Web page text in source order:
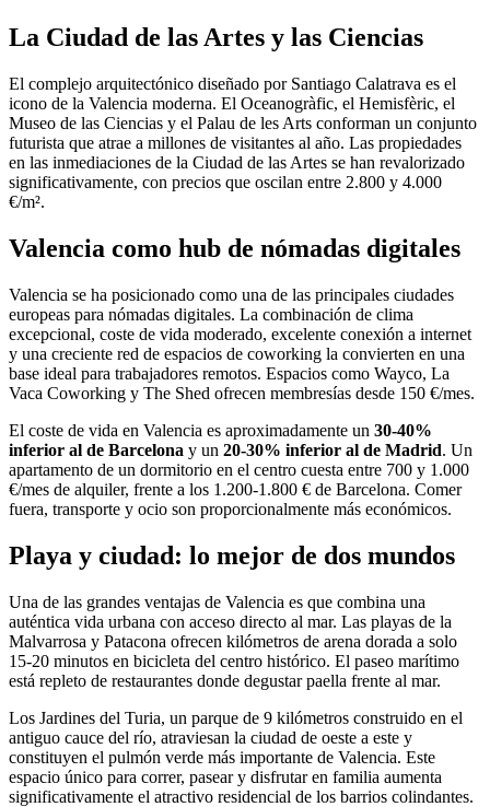
La Ciudad de las Artes y las Ciencias
El complejo arquitectónico diseñado por Santiago Calatrava es el
icono de la Valencia moderna. El Oceanogràfic, el Hemisfèric, el
Museo de las Ciencias y el Palau de les Arts conforman un conjunto
futurista que atrae a millones de visitantes al año. Las propiedades
en las inmediaciones de la Ciudad de las Artes se han revalorizado
significativamente, con precios que oscilan entre 2.800 y 4.000
€/m².
Valencia como hub de nómadas digitales
Valencia se ha posicionado como una de las principales ciudades
europeas para nómadas digitales. La combinación de clima
excepcional, coste de vida moderado, excelente conexión a internet
y una creciente red de espacios de coworking la convierten en una
base ideal para trabajadores remotos. Espacios como Wayco, La
Vaca Coworking y The Shed ofrecen membresías desde 150 €/mes.
El coste de vida en Valencia es aproximadamente un 30-40%
inferior al de Barcelona y un 20-30% inferior al de Madrid. Un
apartamento de un dormitorio en el centro cuesta entre 700 y 1.000
€/mes de alquiler, frente a los 1.200-1.800 € de Barcelona. Comer
fuera, transporte y ocio son proporcionalmente más económicos.
Playa y ciudad: lo mejor de dos mundos
Una de las grandes ventajas de Valencia es que combina una
auténtica vida urbana con acceso directo al mar. Las playas de la
Malvarrosa y Patacona ofrecen kilómetros de arena dorada a solo
15-20 minutos en bicicleta del centro histórico. El paseo marítimo
está repleto de restaurantes donde degustar paella frente al mar.
Los Jardines del Turia, un parque de 9 kilómetros construido en el
antiguo cauce del río, atraviesan la ciudad de oeste a este y
constituyen el pulmón verde más importante de Valencia. Este
espacio único para correr, pasear y disfrutar en familia aumenta
significativamente el atractivo residencial de los barrios colindantes.